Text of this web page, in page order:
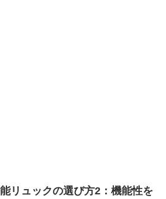
リュックの選び方2：機能性を